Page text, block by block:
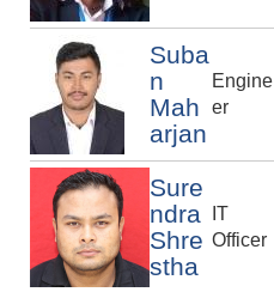
Suba
n
Mah
arjan
Engine
er
Sure
ndra
Shre
stha
IT
Officer